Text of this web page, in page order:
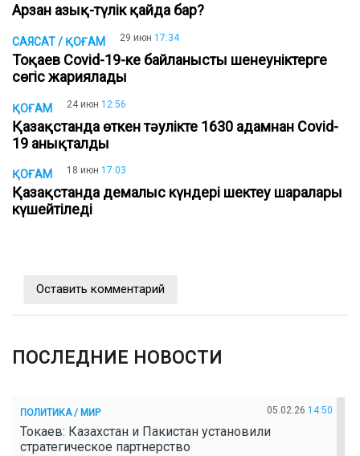
Арзан азық-түлік қайда бар?
САЯСАТ / ҚОҒАМ 29 июн 17:34
Тоқаев Covid-19-ке байланысты шенеуніктерге
сөгіс жариялады
ҚОҒАМ 24 июн 12:56
Қазақстанда өткен тәулікте 1630 адамнан Covid-
19 анықталды
ҚОҒАМ 18 июн 17:03
Қазақстанда демалыс күндері шектеу шаралары
күшейтіледі
Оставить комментарий
ПОСЛЕДНИЕ НОВОСТИ
ПОЛИТИКА / МИР 05.02.26 14:50
Токаев: Казахстан и Пакистан установили
стратегическое партнерство